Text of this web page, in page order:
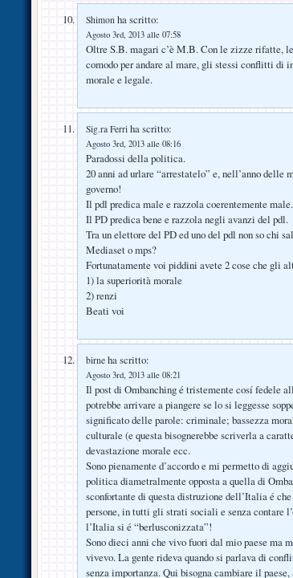
Shimon ha scritto:
Agosto 3rd, 2013 alle 07:58
Oltre S.B. magari c’è M.B. Con le zizze rifatte,
comodo per andare al mare, gli stessi conflitti di
morale e legale.
Sig.ra Ferri ha scritto:
Agosto 3rd, 2013 alle 08:16
Paradossi della politica.
20 anni ad urlare “arrestatelo” e, nell’anno delle
governo!
Il pdl predica male e razzola coerentemente male.
Il PD predica bene e razzola negli avanzi del pdl.
Tra un elettore del PD ed uno del pdl non so chi
Mediaset o mps?
Fortunatamente voi piddini avete 2 cose che gli
1) la superiorità morale
2) renzi
Beati voi
birne ha scritto:
Agosto 3rd, 2013 alle 08:21
Il post di Ombanching é tristemente cosí fedele
potrebbe arrivare a piangere se lo si leggesse
significato delle parole: criminale; bassezza
culturale (e questa bisognerebbe scriverla a
devastazione morale ecc.
Sono pienamente d’accordo e mi permetto di
politica diametralmente opposta a quella di
sconfortante di questa distruzione dell’Italia é
persone, in tutti gli strati sociali e senza contare
l’Italia si é “berlusconizzata”!
Sono dieci anni che vivo fuori dal mio paese ma
vivevo. La gente rideva quando si parlava di
senza importanza. Qui bisogna cambiare il